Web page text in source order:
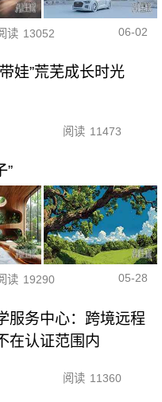
读 13052 06-02
娃”荒芜成长时光
阅读 11473
”
读 19290 05-28
服务中心：跨境远程
在认证范围内
阅读 11360